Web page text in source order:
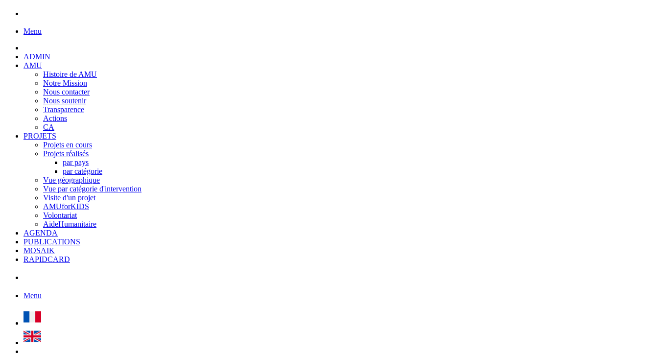
Menu
ADMIN
AMU
Histoire de AMU
Notre Mission
Nous contacter
Nous soutenir
Transparence
Actions
CA
PROJETS
Projets en cours
Projets réalisés
par pays
par catégorie
Vue géographique
Vue par catégorie d'intervention
Visite d'un projet
AMUforKIDS
Volontariat
AideHumanitaire
AGENDA
PUBLICATIONS
MOSAIK
RAPIDCARD
Menu